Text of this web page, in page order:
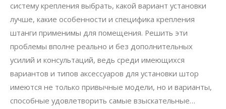
систему крепления выбрать, какой вариант установки
лучше, какие особенности и специфика крепления
штанги применимы для помещения. Решить эти
проблемы вполне реально и без дополнительных
усилий и консультаций, ведь среди имеющихся
вариантов и типов аксессуаров для установки штор
имеются не только привычные модели, но и варианты,
способные удовлетворить самые взыскательные…